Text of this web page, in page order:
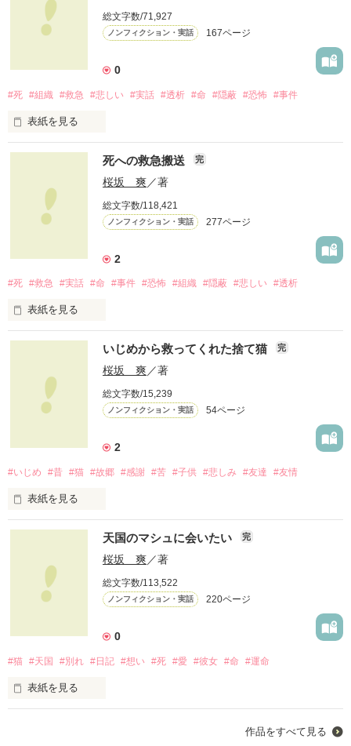
僕は小学校４年生だった。
作品を読む
総文字数/71,927
ノンフィクション・実話 167ページ
0
#死 #組織 #救急 #悲しい #実話 #透析 #命 #隠蔽 #恐怖 #事件
表紙を見る
４月１３日
２０１１年に家内が死への救急搬送をされた日です。
医師が搬送に問題があると香川県庁のK管理課に透析患者の搬
送基準作成を提案したのに・・・
K管理課と救急隊連合はこの搬送問題を葬り去りました。
医療の専門家が搬送問題ありとしたのに、それを葬った救急隊
の医療素人集団の方が何故強いのか？
K管理課も官僚として救急組織サイドについているのか？
会議内容を伝えてきたK管理課の公文書と香川県M市消防の公
文書（市長からの公文書となっています）がまったく違う内容
であり、いったいどちらが本当のことを返答しているのでしょ
T町救急隊からも矛盾した言葉と強い言葉を受けましたが、彼
らはいったい自分たちの本分をわきまえているのか・・・
信号を無視して走れるただの人間運搬業なのだろうか？
年間に５００万件以上の搬送をノーミス（？）で行っている救
死への救急搬送 完
桜坂 爽／著
総文字数/118,421
ノンフィクション・実話 277ページ
2
#死 #救急 #実話 #命 #事件 #恐怖 #組織 #隠蔽 #悲しい #透析
表紙を見る
２０１１年６月２４日脳死状態
２０１１年６月２８日家内死亡
２０１１年４月１３日に自損事故を起こし停止
その後香川県M市救急隊に恐怖の救急搬送をされてから２か月
耐えられないひどい救急搬送をされながらもよく持ちこたえた
が力尽きる。
生きられる可能性があった命が消えた。
二人の約束であった脳死臓器提供を申し込むも時すでに遅しと
判断され死後眼球のみの提供となる。
悔しいが命を助けられずに真に申し訳ない・・・
いじめから救ってくれた捨て猫 完
桜坂 爽／著
総文字数/15,239
ノンフィクション・実話 54ページ
2
#いじめ #昔 #猫 #故郷 #感謝 #苦 #子供 #悲しみ #友達 #友情
表紙を見る
私が子供の頃に、実際に体験した事実を可能な限り忠実に回想
時々、現在の状況が｛・・・｝で書かれていますが了承して下
さい。
は記憶の掘り起こしになります。
短編ですが、事実を思い出して書いていきます。
天国のマシュに会いたい 完
桜坂 爽／著
総文字数/113,522
ノンフィクション・実話 220ページ
0
#猫 #天国 #別れ #日記 #想い #死 #愛 #彼女 #命 #運命
表紙を見る
作品をすべて見る